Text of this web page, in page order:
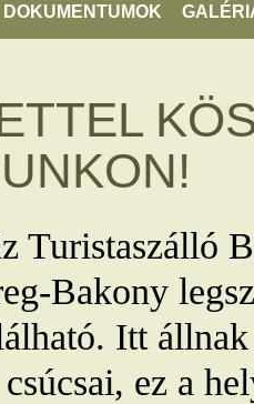
DOKUMENTUMOK
Turistaszálló
Bakony
Itt
ez a